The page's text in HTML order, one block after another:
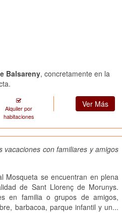
Balsareny, concretamente en la
Alquiler por
habitaciones
Ver Más
vacaciones con familiares y amigos
Mosqueta se encuentran en plena
de Sant Llorenç de Morunys.
en familia o grupos de amigos,
barbacoa, parque infantil y un...